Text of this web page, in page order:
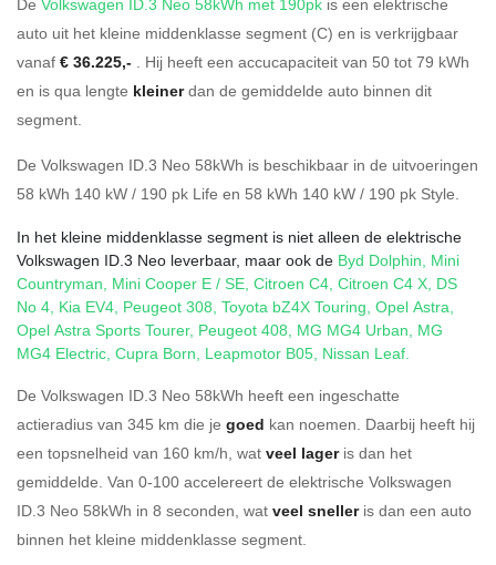
auto uit het kleine middenklasse segment (C) en is verkrijgbaar
vanaf € 36.225,- . Hij heeft een accucapaciteit van 50 tot 79 kWh
en is qua lengte kleinerdan de gemiddelde auto binnen dit
segment.
De Volkswagen ID.3 Neo 58kWh is beschikbaar in de uitvoeringen
58 kWh 140 kW / 190 pk Life en 58 kWh 140 kW / 190 pk Style.
In het kleine middenklasse segment is niet alleen de elektrische
Volkswagen ID.3 Neo leverbaar, maar ook de Byd Dolphin, Mini
Countryman, Mini Cooper E / SE, Citroen C4, Citroen C4 X, DS
No 4, Kia EV4, Peugeot 308, Toyota bZ4X Touring, Opel Astra,
Opel Astra Sports Tourer, Peugeot 408, MG MG4 Urban, MG
MG4 Electric, Cupra Born, Leapmotor B05, Nissan Leaf.
De Volkswagen ID.3 Neo 58kWh heeft een ingeschatte
actieradius van 345 km die je goed kan noemen. Daarbij heeft hij
een topsnelheid van 160 km/h, wat veel lageris dan het
gemiddelde. Van 0-100 accelereert de elektrische Volkswagen
ID.3 Neo 58kWh in 8 seconden, wat veel snelleris dan een auto
binnen het kleine middenklasse segment.